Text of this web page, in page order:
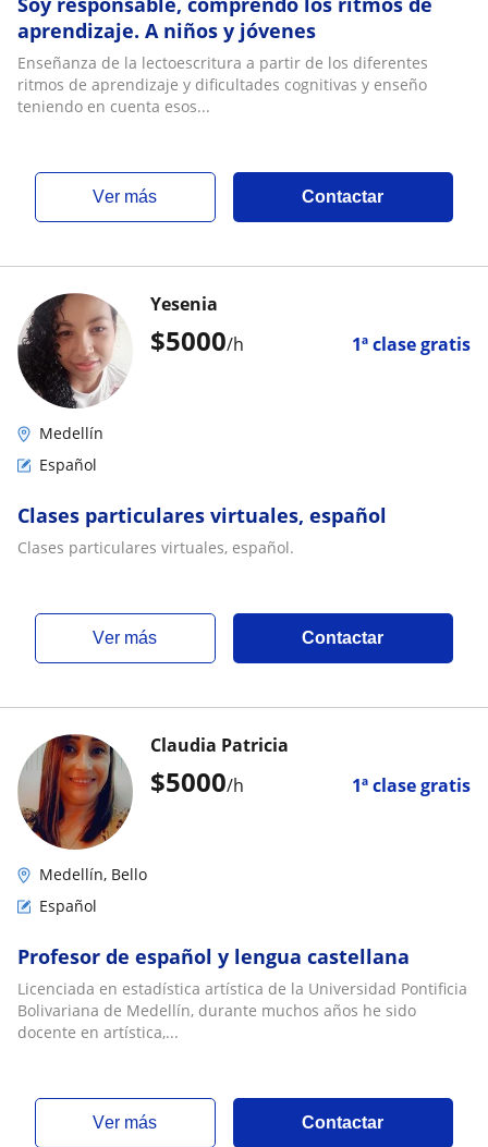
aprendizaje. A niños y jóvenes
Enseñanza de la lectoescritura a partir de los diferentes
ritmos de aprendizaje y dificultades cognitivas y enseño
teniendo en cuenta esos...
ver más Contactar
$5000/h 1ª clase gratis
Yesenia
Medellín
Español
Clases particulares virtuales, español
Clases particulares virtuales, español.
ver más Contactar
$5000/h 1ª clase gratis
Claudia Patricia
Medellín, Bello
Español
Profesor de español y lengua castellana
Licenciada en estadística artística de la Universidad Pontificia
Bolivariana de Medellín, durante muchos años he sido
docente en artística,...
ver más Contactar